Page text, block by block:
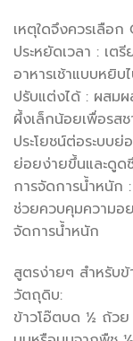
เหตุใดจึงควรเลือ
ประหยัดเวลา : เต
อาหารเช้าแบบหยิบ
ปรับแต่งได้ : ผสม
ผึ้งเล็กน้อยเพื่อรส
ประโยชน์ต่อระบบย่
ย่อยง่ายขึ้นและดูด
การจัดการน้ำหนัก
ช่วยควบคุมความอ
จัดการน้ำหนัก
สูตรง่ายๆ สำหรับข้
วัตถุดิบ:
ข้าวโอ๊ตบด ½ ถ้วย